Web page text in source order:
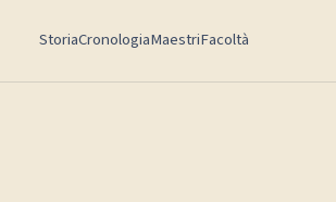
StoriaCronologiaMaestriFacoltà